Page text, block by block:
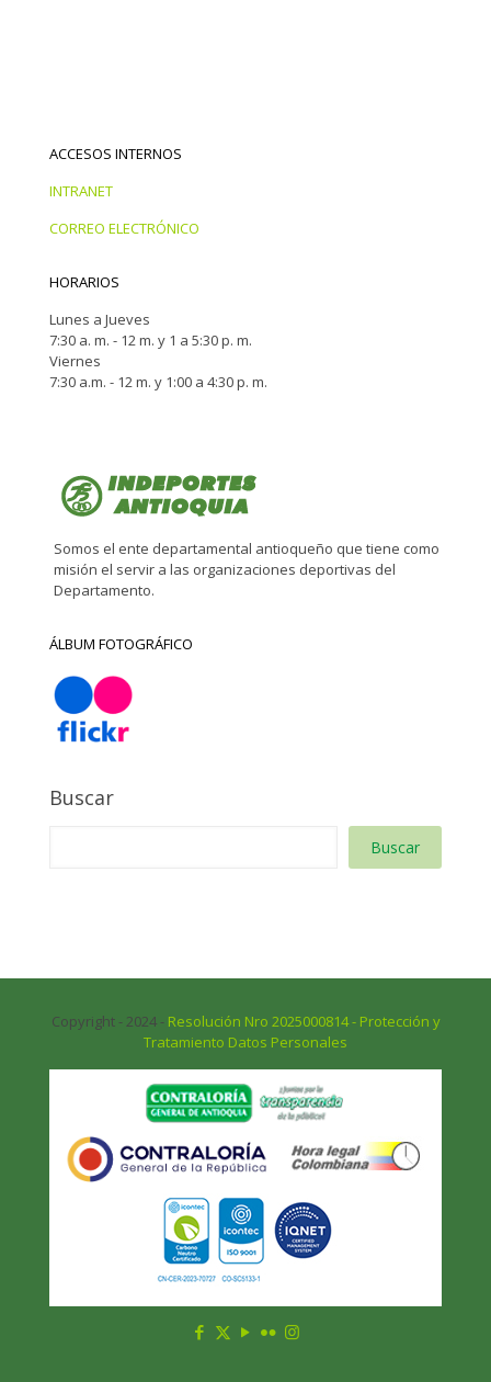
ACCESOS INTERNOS
INTRANET
CORREO ELECTRÓNICO
HORARIOS
Lunes a Jueves
7:30 a. m. - 12 m. y 1 a 5:30 p. m.
Viernes
7:30 a.m. - 12 m. y 1:00 a 4:30 p. m.
Somos el ente departamental antioqueño que tiene como
misión el servir a las organizaciones deportivas del
Departamento.
ÁLBUM FOTOGRÁFICO
Buscar
Buscar
Copyright - 2024 - Resolución Nro 2025000814 - Protección y
Tratamiento Datos Personales